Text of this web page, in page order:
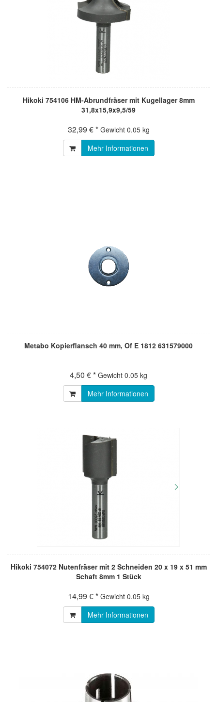
Hikoki 754106 HM-Abrundfräser mit Kugellager 8mm
31,8x15,9x9,5/59
32,99 € * Gewicht 0.05 kg
Mehr Informationen
Metabo Kopierflansch 40 mm, Of E 1812 631579000
4,50 € * Gewicht 0.05 kg
Mehr Informationen
Hikoki 754072 Nutenfräser mit 2 Schneiden 20 x 19 x 51 mm
Schaft 8mm 1 Stück
14,99 € * Gewicht 0.05 kg
Mehr Informationen